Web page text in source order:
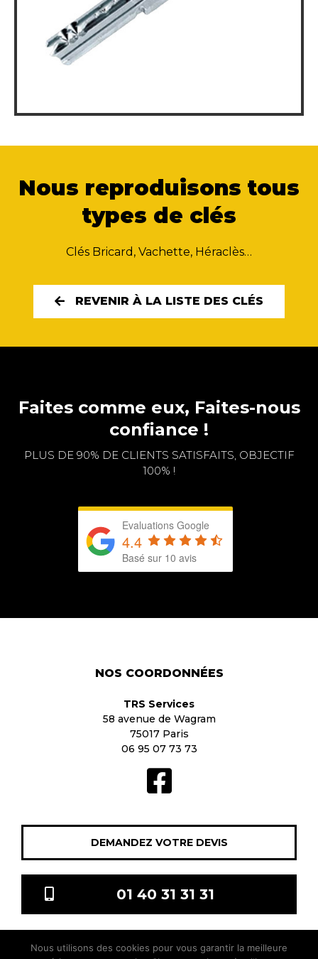
Nous reproduisons tous
types de clés
Clés Bricard, Vachette, Héraclès…
REVENIR À LA LISTE DES CLÉS
Faites comme eux, Faites-nous
confiance !
PLUS DE 90% DE CLIENTS SATISFAITS, OBJECTIF
100% !
Evaluations Google
4.4
Basé sur 10 avis
NOS COORDONNÉES
TRS Services
58 avenue de Wagram
75017 Paris
06 95 07 73 73
DEMANDEZ VOTRE DEVIS
01 40 31 31 31
Nous utilisons des cookies pour vous garantir la meilleure